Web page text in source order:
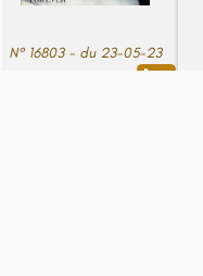
N° 16803 - du 23-05-23